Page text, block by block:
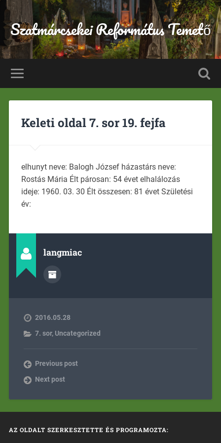
Szatmárcsekei Református Temető
Keleti oldal 7. sor 19. fejfa
elhunyt neve: Balogh József házastárs neve:
Rostás Mária Élt párosan: 54 évet elhalálozás
ideje: 1960. 03. 30 Élt összesen: 81 évet Születési
év:
langmiac
2016.05.28
7. sor, Uncategorized
Previous post
Next post
AZ OLDALT SZERKESZTETTE ÉS PROGRAMOZTA: